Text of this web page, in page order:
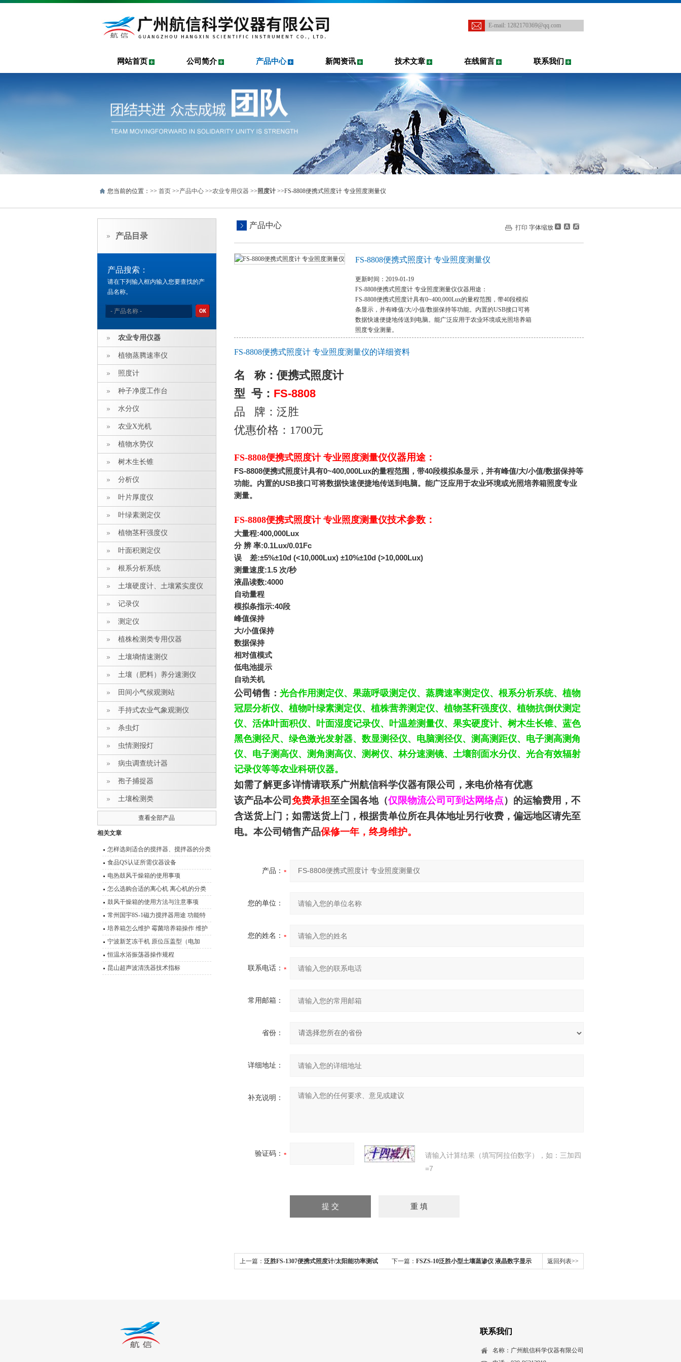
E-mail: 1282170369@qq.com
网站首页 公司简介 产品中心 新闻资讯 技术文章 在线留言 联系我们
您当前的位置：>> 首页 >>产品中心 >>农业专用仪器 >>照度计 >>FS-8808便携式照度计 专业照度测量仪
产品目录
产品搜索：
请在下列输入框内输入您要查找的产
品名称。
农业专用仪器
植物蒸腾速率仪
照度计
种子净度工作台
水分仪
农业X光机
植物水势仪
树木生长锥
分析仪
叶片厚度仪
叶绿素测定仪
植物茎秆强度仪
叶面积测定仪
根系分析系统
土壤硬度计、土壤紧实度仪
记录仪
测定仪
植株检测类专用仪器
土壤墒情速测仪
土壤（肥料）养分速测仪
田间小气候观测站
手持式农业气象观测仪
杀虫灯
虫情测报灯
病虫调查统计器
孢子捕捉器
土壤检测类
查看全部产品
相关文章
怎样选则适合的搅拌器、搅拌器的分类
型号 功能介绍
食品QS认证所需仪器设备
电热鼓风干燥箱的使用事项
怎么选购合适的离心机 离心机的分类
及其原理介绍
鼓风干燥箱的使用方法与注意事项
常州国宇8S-1磁力搅拌器用途 功能特
点 磁力操作技术
培养箱怎么维护 霉菌培养箱操作 维护
技术说明
宁波新芝冻干机 原位压盖型（电加
热）冷冻干燥机
恒温水浴振荡器操作规程
昆山超声波清洗器技术指标
产品中心 打印 字体缩放
FS-8808便携式照度计 专业照度测量仪
更新时间：2019-01-19
FS-8808便携式照度计 专业照度测量仪仪器用途：
FS-8808便携式照度计具有0~400,000Lux的量程范围，带40段模拟
条显示，并有峰值/大/小值/数据保持等功能。内置的USB接口可将
数据快速便捷地传送到电脑。能广泛应用于农业环境或光照培养箱
照度专业测量。
FS-8808便携式照度计 专业照度测量仪的详细资料
名
称：便携式照度计
型 号： FS-8808
品 牌：泛胜
优惠价格：1700元
FS-8808便携式照度计 专业照度测量仪仪器用途：
FS-8808便携式照度计具有0~400,000Lux的量程范围，带40段模拟条显示，并有峰值/大/小值/数据保持等
功能。内置的USB接口可将数据快速便捷地传送到电脑。能广泛应用于农业环境或光照培养箱照度专业
测量。
FS-8808便携式照度计 专业照度测量仪技术参数：
大量程:400,000Lux
分 辨 率:0.1Lux/0.01Fc
误 差:±5%±10d (<10,000Lux) ±10%±10d (>10,000Lux)
测量速度:1.5 次/秒
液晶读数:4000
自动量程
模拟条指示:40段
峰值保持
大/小值保持
数据保持
相对值模式
低电池提示
自动关机
公司销售： 光合作用测定仪、果蔬呼吸测定仪、蒸腾速率测定仪、根系分析系统、植物
冠层分析仪、植物叶绿素测定仪、植株营养测定仪、植物茎秆强度仪、植物抗倒伏测定
仪、活体叶面积仪、叶面湿度记录仪、叶温差测量仪、果实硬度计、树木生长锥、蓝色
黑色测径尺、绿色激光发射器、数显测径仪、电脑测径仪、测高测距仪、电子测高测角
仪、电子测高仪、测角测高仪、测树仪、林分速测镜、土壤剖面水分仪、光合有效辐射
记录仪等等农业科研仪器。
如需了解更多详情请联系广州航信科学仪器有限公司 ，来电价格有优惠
该产品本公司免费承担至全国各地（仅限物流公司可到达网络点）的运输费用，不
含送货上门；如需送货上门，根据贵单位所在具体地址另行收费，偏远地区请先至
电。本公司销售产品保修一年，终身维护。
产品：
您的单位：
您的姓名：
联系电话：
常用邮箱：
省份：
详细地址：
补充说明：
验证码：
请输入计算结果（填写阿拉伯数字），如：三加四
=7
上一篇： 泛胜FS-1307便携式照度计/太阳能功率测试 下一篇： FSZS-10泛胜小型土壤蒸渗仪 液晶数字显示 返回列表>>
联系我们
名称：广州航信科学仪器有限公司